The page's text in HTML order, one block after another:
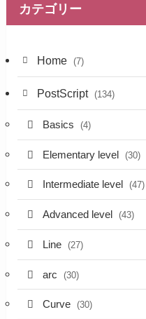
カテゴリー
Home (7)
PostScript (134)
Basics (4)
Elementary level (30)
Intermediate level (47)
Advanced level (43)
Line (27)
arc (30)
Curve (30)